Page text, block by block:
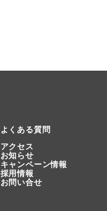
よくある質問
アクセス
お知らせ
キャンペーン情報
採用情報
お問い合せ